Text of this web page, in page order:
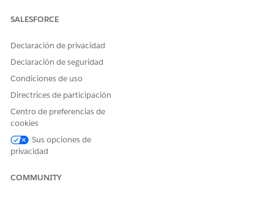
Life Sciences Customer Engagement.
PERMISOS DE USUARIO NECESARIOS
Para activar o desactivar un
flujo:
En Configuración, en el cuadro Búsqueda rápida, ingrese
Flujosy luego seleccione
Abra la plantilla de flujo Programador de procesador de
sincronización.
En Flow Builder, seleccione
Guarde y active el flujo.
SALESFORCE
Declaración de privacidad
Declaración de seguridad
Condiciones de uso
Directrices de participación
Centro de preferencias de
cookies
Sus opciones de
privacidad
COMMUNITY